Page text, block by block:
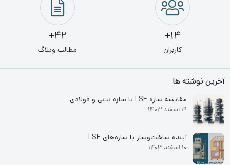
14+
کاربران
42+
مطالب وبلاگ
آخرین نوشته ها
مقایسه سازه LSF با سازه بتنی و فولادی
19 اسفند 1403
آینده ساخت‌وساز با سازه‌های LSF
10 اسفند 1403